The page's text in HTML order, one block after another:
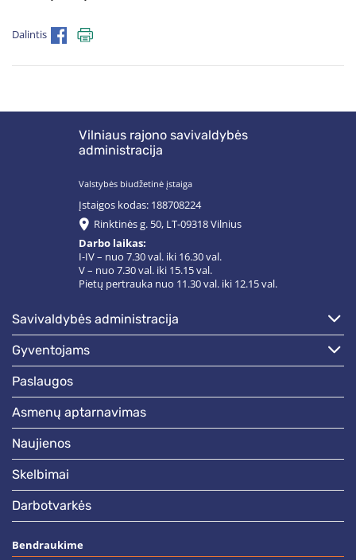
Dalintis
Vilniaus rajono savivaldybės
administracija
Valstybės biudžetinė įstaiga
Įstaigos kodas: 188708224
Rinktinės g. 50, LT-09318 Vilnius
Darbo laikas:
I-IV – nuo 7.30 val. iki 16.30 val.
V – nuo 7.30 val. iki 15.15 val.
Pietų pertrauka nuo 11.30 val. iki 12.15 val.
savivaldybės administracija
gyventojams
paslaugos
asmenų aptarnavimas
naujienos
skelbimai
darbotvarkės
Bendraukime